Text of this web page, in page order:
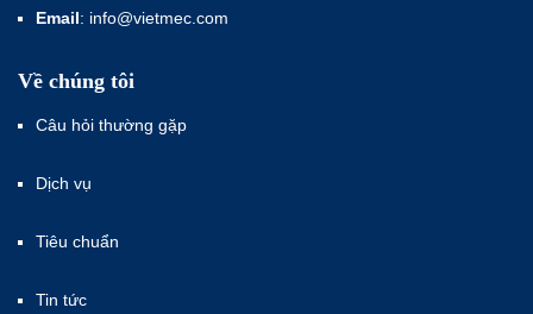
Email: info@vietmec.com
Về chúng tôi
Câu hỏi thường gặp
Dịch vụ
Tiêu chuẩn
Tin tức